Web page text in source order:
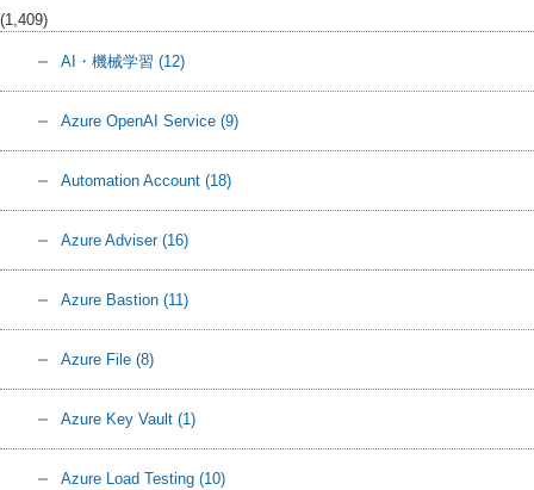
(1,409)
AI・機械学習 (12)
Azure OpenAI Service (9)
Automation Account (18)
Azure Adviser (16)
Azure Bastion (11)
Azure File (8)
Azure Key Vault (1)
Azure Load Testing (10)